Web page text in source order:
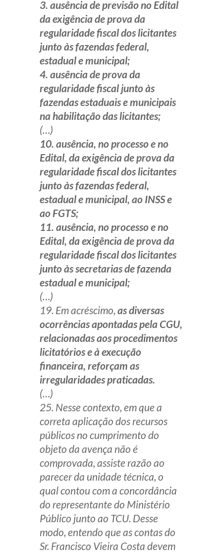
3. ausência de previsão no Edital
da exigência de prova da
regularidade fiscal dos licitantes
junto às fazendas federal,
estadual e municipal;
4. ausência de prova da
regularidade fiscal junto às
fazendas estaduais e municipais
na habilitação das licitantes;
(…)
10. ausência, no processo e no
Edital, da exigência de prova da
regularidade fiscal dos licitantes
junto às fazendas federal,
estadual e municipal, ao INSS e
ao FGTS;
11. ausência, no processo e no
Edital, da exigência de prova da
regularidade fiscal dos licitantes
junto às secretarias de fazenda
estadual e municipal;
(…)
19. Em acréscimo, as diversas
ocorrências apontadas pela CGU,
relacionadas aos procedimentos
licitatórios e à execução
financeira, reforçam as
irregularidades praticadas.
(…)
25. Nesse contexto, em que a
correta aplicação dos recursos
públicos no cumprimento do
objeto da avença não é
comprovada, assiste razão ao
parecer da unidade técnica, o
qual contou com a concordância
do representante do Ministério
Público junto ao TCU. Desse
modo, entendo que as contas do
Sr. Francisco Vieira Costa devem